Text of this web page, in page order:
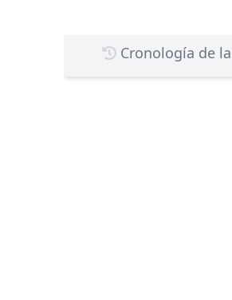
Cronología de